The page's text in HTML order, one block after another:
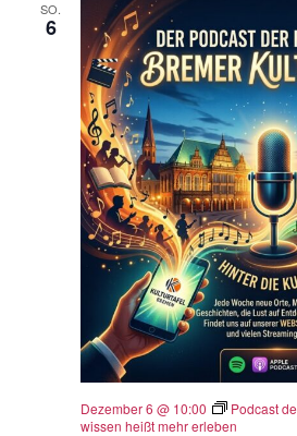
SO.
6
Dezember 6 @ 10:00
Podcast
wissen heißt mehr erleben